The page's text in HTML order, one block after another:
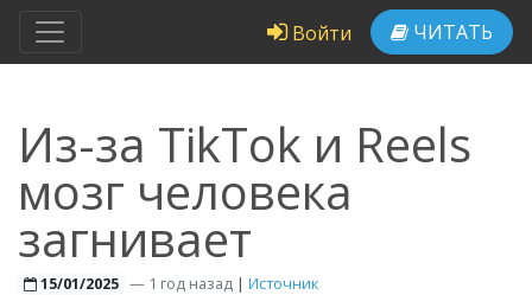
Войти ЧИТАТЬ
Из-за TikTok и Reels
мозг человека
загнивает
15/01/2025 —1 год назад | Источник